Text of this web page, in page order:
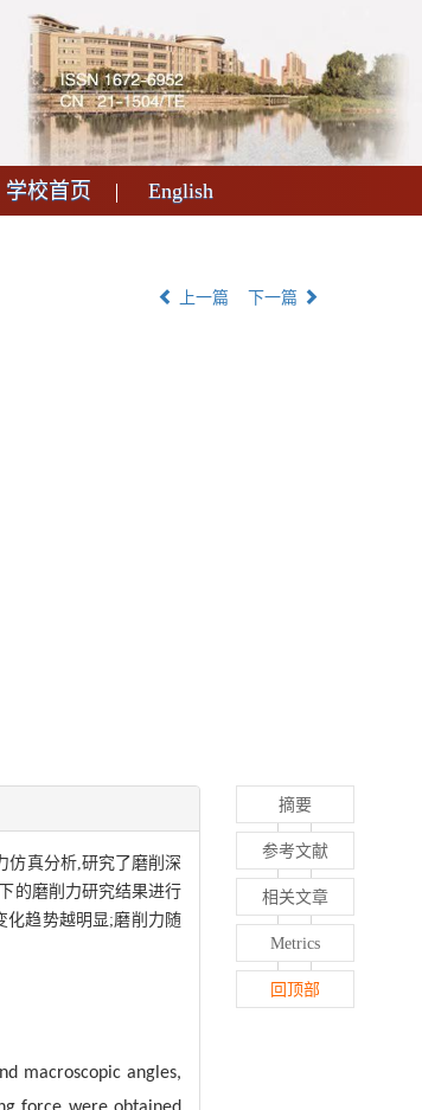
学校首页 English
上一篇 下一篇
仿真分析,研究了磨削深
的磨削力研究结果进行
化趋势越明显;磨削力随
macroscopic angles,
摘要
参考文献
相关文章
Metrics
回顶部